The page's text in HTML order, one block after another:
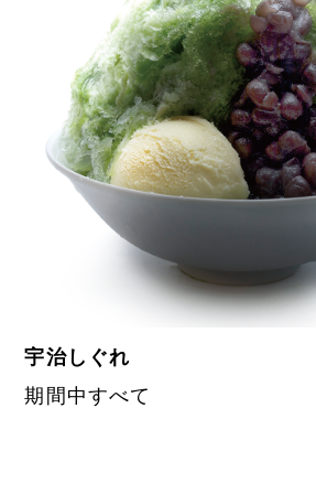
宇治しぐれ
期間中すべて